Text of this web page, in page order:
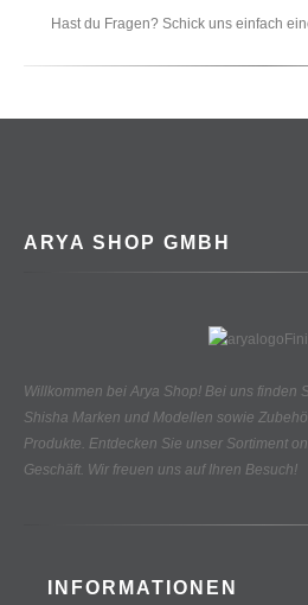
Hast du Fragen? Schick uns einfach
ARYA SHOP GMBH
Willkommen bei Arya Shop! Bei uns finden
Shisha Marken und Modellen sowie
Produkte. Entdecken Sie unser Sortiment
Geschäft. Wir freuen uns auf Ihren Besuch!
INFORMATIONEN